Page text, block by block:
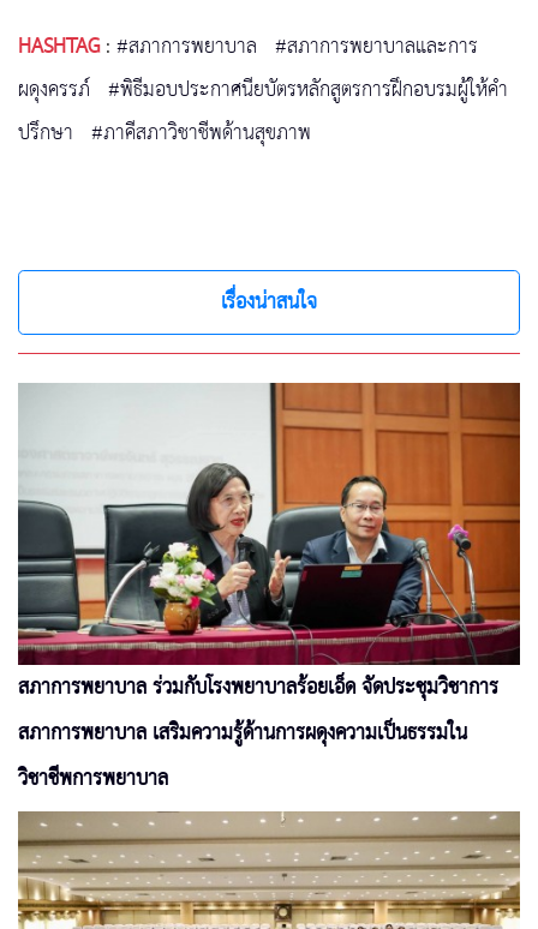
HASHTAG:#สภาการพยาบาล #สภาการพยาบาลและการ
ผดุงครรภ์ #พิธีมอบประกาศนียบัตรหลักสูตรการฝึกอบรมผู้ให้คำ
ปรึกษา #ภาคีสภาวิชาชีพด้านสุขภาพ
เรื่องน่าสนใจ
สภาการพยาบาล ร่วมกับโรงพยาบาลร้อยเอ็ด จัดประชุมวิชาการ
สภาการพยาบาล เสริมความรู้ด้านการผดุงความเป็นธรรมใน
วิชาชีพการพยาบาล